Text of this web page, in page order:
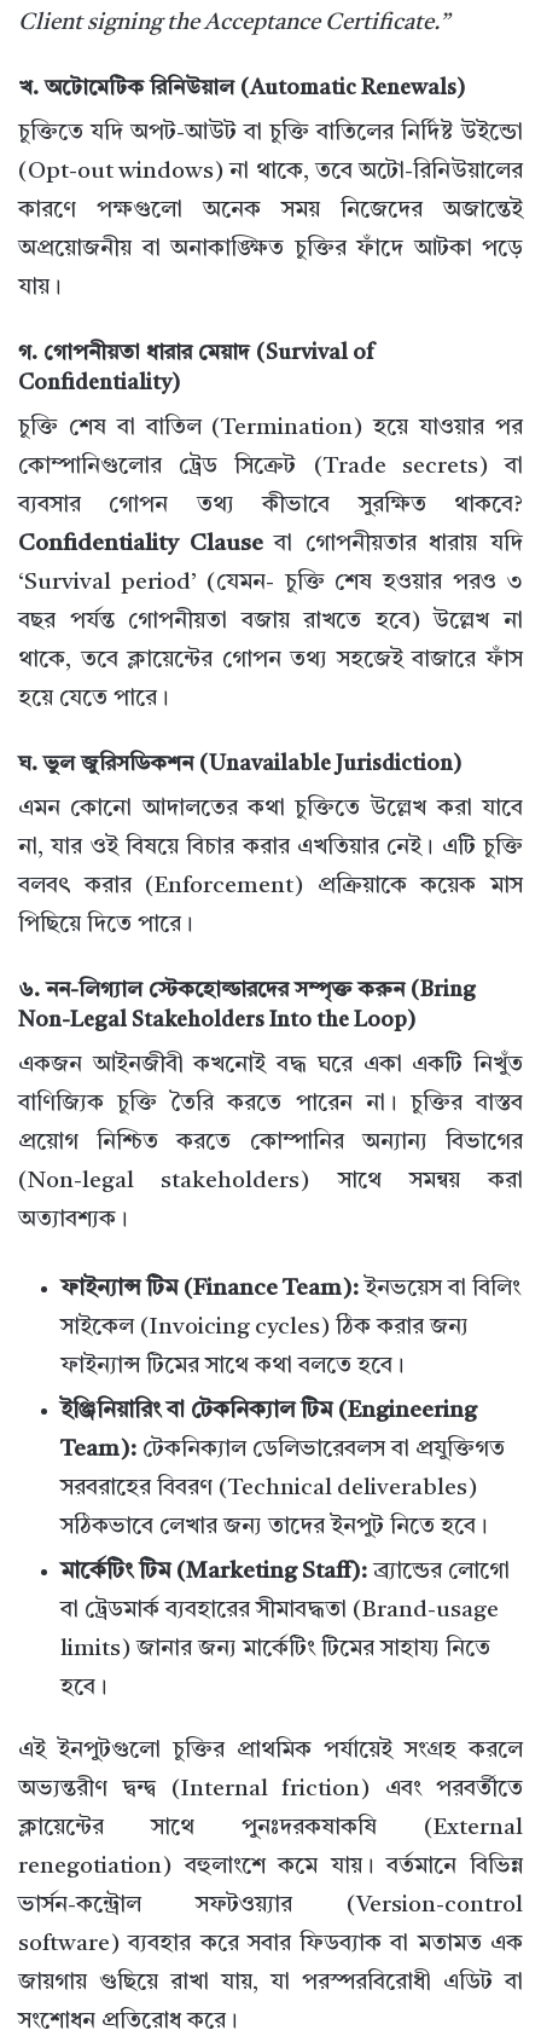
Client signing the Acceptance Certificate.”
খ. অটোমেটিক রিনিউয়াল (Automatic Renewals)
চুক্তিতে যদি অপট-আউট বা চুক্তি বাতিলের নির্দিষ্ট উইন্ডো
(Opt-out windows) না থাকে, তবে অটো-রিনিউয়ালের
কারণে পক্ষগুলো অনেক সময় নিজেদের অজান্তেই
অপ্রয়োজনীয় বা অনাকাঙ্ক্ষিত চুক্তির ফাঁদে আটকা পড়ে
যায়।
গ. গোপনীয়তা ধারার মেয়াদ (Survival of
Confidentiality)
চুক্তি শেষ বা বাতিল (Termination) হয়ে যাওয়ার পর
কোম্পানিগুলোর ট্রেড সিক্রেট (Trade secrets) বা
ব্যবসার গোপন তথ্য কীভাবে সুরক্ষিত থাকবে?
Confidentiality Clauseবা গোপনীয়তার ধারায় যদি
‘Survival period’ (যেমন- চুক্তি শেষ হওয়ার পরও ৩
বছর পর্যন্ত গোপনীয়তা বজায় রাখতে হবে) উল্লেখ না
থাকে, তবে ক্লায়েন্টের গোপন তথ্য সহজেই বাজারে ফাঁস
হয়ে যেতে পারে।
ঘ. ভুল জুরিসডিকশন (Unavailable Jurisdiction)
এমন কোনো আদালতের কথা চুক্তিতে উল্লেখ করা যাবে
না, যার ওই বিষয়ে বিচার করার এখতিয়ার নেই। এটি চুক্তি
বলবৎ করার (Enforcement) প্রক্রিয়াকে কয়েক মাস
পিছিয়ে দিতে পারে।
৬. নন-লিগ্যাল স্টেকহোল্ডারদের সম্পৃক্ত করুন (Bring
Non-Legal Stakeholders Into the Loop)
একজন আইনজীবী কখনোই বদ্ধ ঘরে একা একটি নিখুঁত
বাণিজ্যিক চুক্তি তৈরি করতে পারেন না। চুক্তির বাস্তব
প্রয়োগ নিশ্চিত করতে কোম্পানির অন্যান্য বিভাগের
(Non-legal stakeholders) সাথে সমন্বয় করা
অত্যাবশ্যক।
ফাইন্যান্স টিম (Finance Team): ইনভয়েস বা বিলিং
সাইকেল (Invoicing cycles) ঠিক করার জন্য
ফাইন্যান্স টিমের সাথে কথা বলতে হবে।
ইঞ্জিনিয়ারিং বা টেকনিক্যাল টিম (Engineering
Team): টেকনিক্যাল ডেলিভারেবলস বা প্রযুক্তিগত
সরবরাহের বিবরণ (Technical deliverables)
সঠিকভাবে লেখার জন্য তাদের ইনপুট নিতে হবে।
মার্কেটিং টিম (Marketing Staff): ব্র্যান্ডের লোগো
বা ট্রেডমার্ক ব্যবহারের সীমাবদ্ধতা (Brand-usage
limits) জানার জন্য মার্কেটিং টিমের সাহায্য নিতে
হবে।
এই ইনপুটগুলো চুক্তির প্রাথমিক পর্যায়েই সংগ্রহ করলে
অভ্যন্তরীণ দ্বন্দ্ব (Internal friction) এবং পরবর্তীতে
ক্লায়েন্টের সাথে পুনঃদরকষাকষি (External
renegotiation) বহুলাংশে কমে যায়। বর্তমানে বিভিন্ন
ভার্সন-কন্ট্রোল সফটওয়্যার (Version-control
software) ব্যবহার করে সবার ফিডব্যাক বা মতামত এক
জায়গায় গুছিয়ে রাখা যায়, যা পরস্পরবিরোধী এডিট বা
সংশোধন প্রতিরোধ করে।